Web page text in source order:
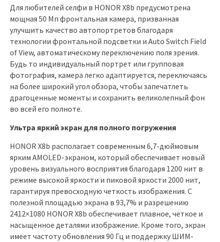
Для любителей селфи в HONOR X8b предусмотрена
мощная 50 Мп фронтальная камера, призванная
улучшить качество автопортретов благодаря
технологии фронтальной подсветки и Auto Switch Field
of View, автоматическому переключению поля зрения.
Будь то индивидуальный портрет или групповая
фотография, камера легко адаптируется, переключаясь
на более широкий угол обзора, чтобы запечатлеть
драгоценные моменты и сохранить великолепный фон
во всей его полноте.
Ультра яркийэкран для полного погружения
HONOR X8b располагает современным 6,7-дюймовым
ярким AMOLED-экраном, который обеспечивает новый
уровень визуального восприятия благодаря 1200 нит в
режиме высокой яркости и пиковой яркости 2000 нит,
гарантируя превосходную четкость изображения. С
полезной площадью экрана в 93,7% и разрешению
2412×1080 HONOR X8b обеспечивает плавное, четкое и
насыщенное деталями изображение. Кроме того, экран
имеет частоту обновления 90 Гц и поддержку ШИМ-